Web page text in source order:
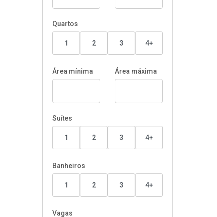
Quartos
1 2 3 4+
Área mínima Área máxima
Suítes
1 2 3 4+
Banheiros
1 2 3 4+
Vagas